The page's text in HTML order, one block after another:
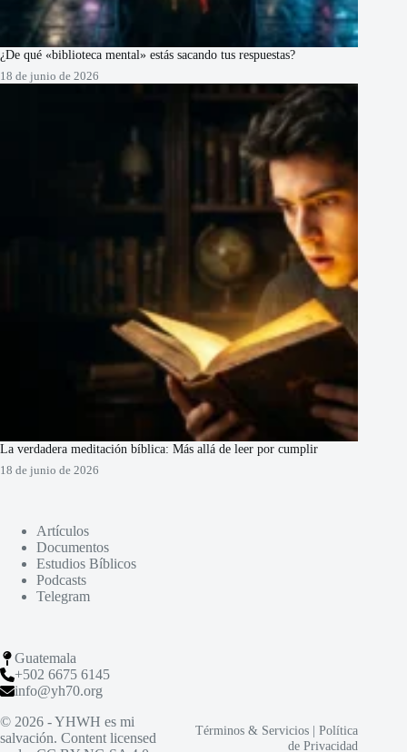
¿De qué «biblioteca mental» estás sacando tus respuestas?
18 de junio de 2026
La verdadera meditación bíblica: Más allá de leer por cumplir
18 de junio de 2026
Artículos
Documentos
Estudios Bíblicos
Podcasts
Telegram
Guatemala
+502 6675 6145
info@yh70.org
© 2026 - YHWH es mi
salvación. Content licensed
Términos & Servicios |Política
de Privacidad